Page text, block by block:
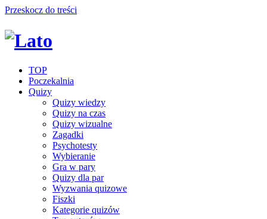
Przeskocz do treści
TOP
Poczekalnia
Quizy
Quizy wiedzy
Quizy na czas
Quizy wizualne
Zagadki
Psychotesty
Wybieranie
Gra w pary
Quizy dla par
Wyzwania quizowe
Fiszki
Kategorie quizów